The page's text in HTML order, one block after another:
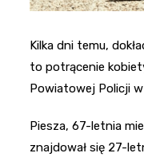
Kilka dni temu,
to potrącenie
Powiatowej Policji
Piesza, 67-letnia
znajdował się 27-